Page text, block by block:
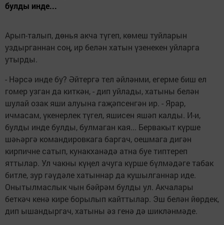
булды инде...
Арып-талып, дөнья акча түгеп, көмеш туйларын
уздырганнан соң, ир белән хатын үзенекен уйларга
утырды.
- Нәрсә инде бу? Әйтергә тел әйләнми, егерме биш ел
гомер узган да киткән, - дип уйлады, хатыны белән
шулай озак яши алуына гаҗәпсенгән ир. - Ярар,
ичмасам, үкенерлек түгел, яшисен яшәп калды. И-и,
булды инде булды, булмаган кая... Бервакыт күрше
шәһәргә командировкага баргач, оешмага дигән
кирпичне сатып, кунакханәдә атна буе типтереп
яттылар. Ул чакны күңел ачуга күрше бүлмәдәге табак
битле, зур гәүдәле хатыннар да кушылганнар иде.
Онытылмаслык чын бәйрәм булды ул. Акчалары
беткәч кенә кире борылып кайттылар. Эш белән йөрдек,
дип ышандыргач, хатыны әз генә дә шикләнмәде.